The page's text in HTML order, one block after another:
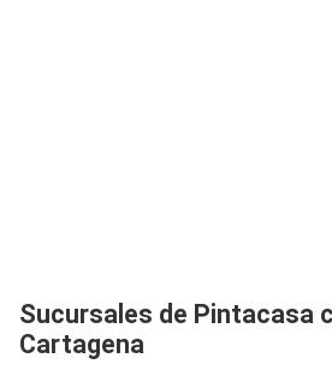
Sucursales de Pintacasa
Cartagena